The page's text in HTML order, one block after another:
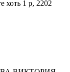
хоть 1 р, 2202